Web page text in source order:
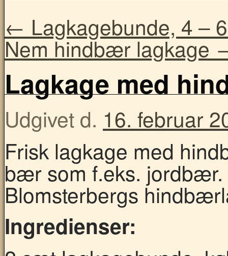
← Lagkagebunde, 4 –
Nem hindbær lagkage
Lagkage med
Udgivet d. 16. februar
Frisk lagkage med
bær som f.eks. jordbær.
Blomsterbergs
Ingredienser: